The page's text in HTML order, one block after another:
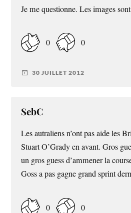
Je me questionne. Les images
0 0
30 JUILLET 2012
SebC
Les autraliens n’ont pas aide les
Stuart O’Grady en avant. Gros
un gros guess d’ammener la
Goss a pas gagne grand sprint
0 0